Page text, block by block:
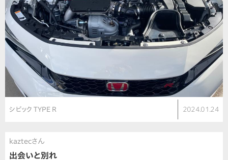
シビック TYPE R 2024.01.24
kaztecさん
出会いと別れ